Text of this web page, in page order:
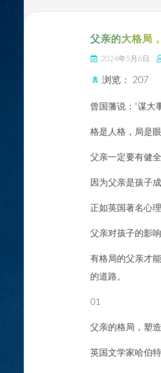
父亲的大格局
2024年5月6日
浏览： 207
曾国藩说：“谋大
格是人格，局是眼
父亲一定要有健
因为父亲是孩子
正如英国著名心
父亲对孩子的影
有格局的父亲才
的道路。
01
父亲的格局，塑
英国文学家哈伯